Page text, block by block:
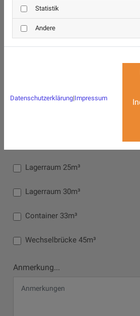
Lagerbox 8m³
Lagerraum 25m³
Lagerraum 30m³
Container 33m³
Wechselbrücke 45m³
Anmerkung...
Statistik
Andere
Datenschutzerklärung|Impressum